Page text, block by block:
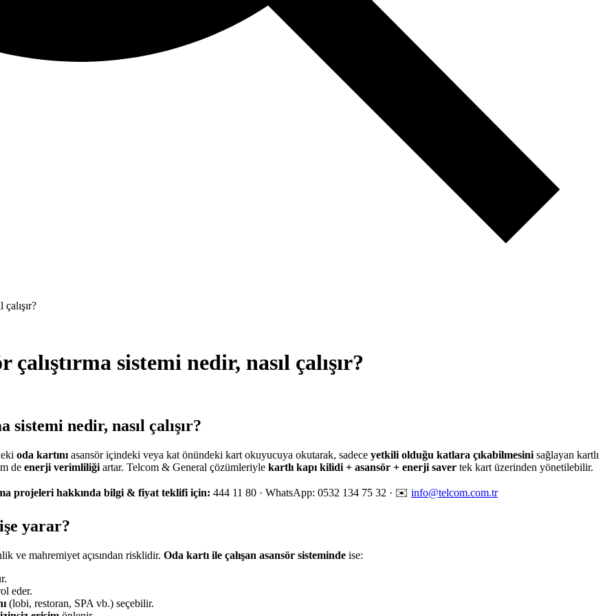
sistemi nedir, nasıl çalışır?
sistemi nedir, nasıl çalışır?
oda kartını asansör içindeki veya kat önündeki kart okuyucuya okutarak, sadece yetkili olduğu katlara çıkabilmesini sağlayan kartlı
de enerji verimliliği artar. Telcom & General çözümleriyle kartlı kapı kilidi + asansör + enerji saver tek kart üzerinden yönetilebilir.
projeleri hakkında bilgi & fiyat teklifi için: 444 11 80 · WhatsApp: 0532 134 75 32 · ✉️ info@telcom.com.tr
yarar?
ve mahremiyet açısından risklidir. Oda kartı ile çalışan asansör sisteminde ise:
eder.
(lobi, restoran, SPA vb.) seçebilir.